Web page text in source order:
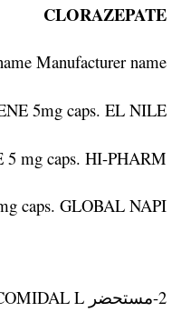
CLORAZEPATE
Manufacturer name
5mg caps. EL NILE.
5 mg caps. HI-PHARM
caps. GLOBAL NAPI
2-مستحضر COMIDAL L ومثيلاته.